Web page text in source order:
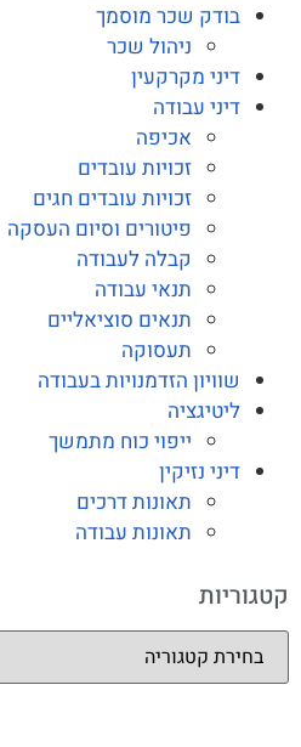
בודק שכר מוסמך
ניהול שכר
דיני מקרקעין
דיני עבודה
אכיפה
זכויות עובדים
זכויות עובדים חגים
פיטורים וסיום העסקה
קבלה לעבודה
תנאי עבודה
תנאים סוציאליים
תעסוקה
שוויון הזדמנויות בעבודה
ליטיגציה
ייפוי כוח מתמשך
דיני נזיקין
תאונות דרכים
תאונות עבודה
קטגוריות